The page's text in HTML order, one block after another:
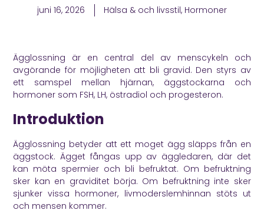
juni 16, 2026 Hälsa & och livsstil, Hormoner
Ägglossning är en central del av menscykeln och
avgörande för möjligheten att bli gravid. Den styrs av
ett samspel mellan hjärnan, äggstockarna och
hormoner som FSH, LH, östradiol och progesteron.
Introduktion
Ägglossning betyder att ett moget ägg släpps från en
äggstock. Ägget fångas upp av äggledaren, där det
kan möta spermier och bli befruktat. Om befruktning
sker kan en graviditet börja. Om befruktning inte sker
sjunker vissa hormoner, livmoderslemhinnan stöts ut
och mensen kommer.